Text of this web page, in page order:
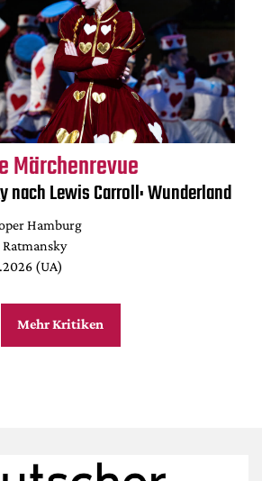
Märchenrevue
nach Lewis Carroll: Wunderland
Hamburg
Ratmansky
(UA)
Mehr Kritiken